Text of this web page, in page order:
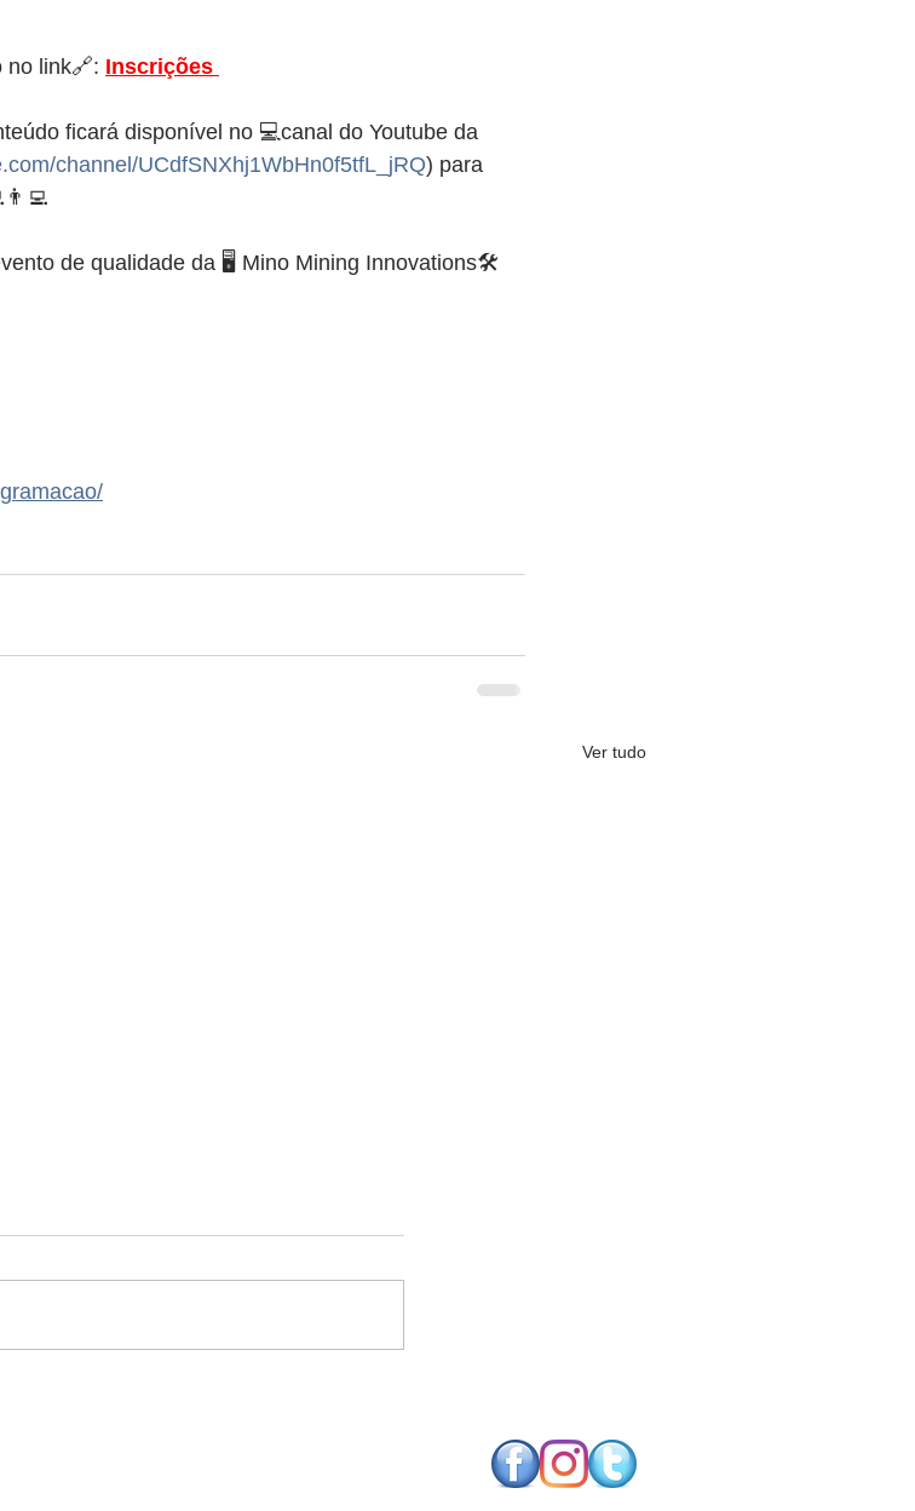
no link🔗: Inscrições
ficará disponível no 💻canal do Youtube da
channel/UCdfSNXhj1WbHn0f5tfL_jRQ) para
de qualidade da 🖥️ Mino Mining Innovations🛠️
Ver tudo
TECNOLOGIAS DE
ENERGIA RENOVÁVEL